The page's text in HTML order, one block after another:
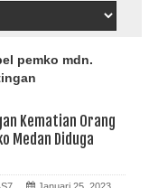
pemko mdn.
Kematian Orang
Medan Diduga